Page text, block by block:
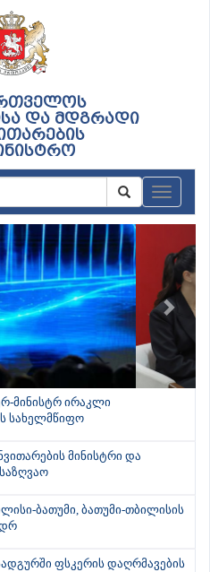
და მდგრადი
მინისტრ ირაკლი
სახელმწიფო
მინისტრი და
ბათუმი, ბათუმი-თბილისის
დრ
ფსკერის დაღრმავების